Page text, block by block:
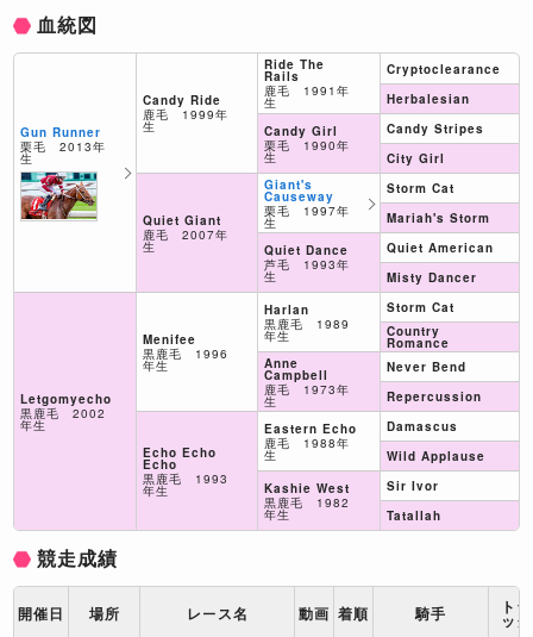
血統図
Gun Runner
栗毛 2013年
生
Letgomyecho
黒鹿毛 2002
年生
Candy Ride
鹿毛 1999年
生
Quiet Giant
鹿毛 2007年
生
Menifee
黒鹿毛 1996
年生
Echo Echo
Echo
黒鹿毛 1993
年生
Ride The
Rails
鹿毛 1991年
生
Candy Girl
栗毛 1990年
生
Giant's
Causeway
栗毛 1997年
生
Quiet Dance
芦毛 1993年
生
Harlan
黒鹿毛 1989
年生
Anne
Campbell
鹿毛 1973年
生
Eastern Echo
鹿毛 1988年
生
Kashie West
黒鹿毛 1982
年生
Cryptoclearance
Herbalesian
Candy Stripes
City Girl
Storm Cat
Mariah's Storm
Quiet American
Misty Dancer
Storm Cat
Country
Romance
Never Bend
Repercussion
Damascus
Wild Applause
Sir Ivor
Tatallah
競走成績
開催日 場所 レース名 動画 着順 騎手 トラ
ック